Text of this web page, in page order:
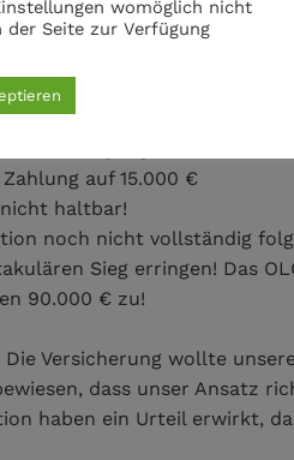
Expertise den Unterschied
für unseren Mandanten
Entschädigung von 90.000 €
auf 15.000 €
haltbar!
noch nicht vollständig
Sieg erringen! Das
90.000 € zu!
Versicherung wollte
dass unser Ansatz
haben ein Urteil erwirkt,
womöglich nicht
Seite zur Verfügung